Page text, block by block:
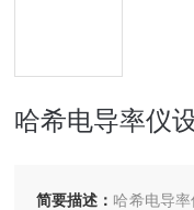
哈希电导率仪
简要描述： 哈希电导